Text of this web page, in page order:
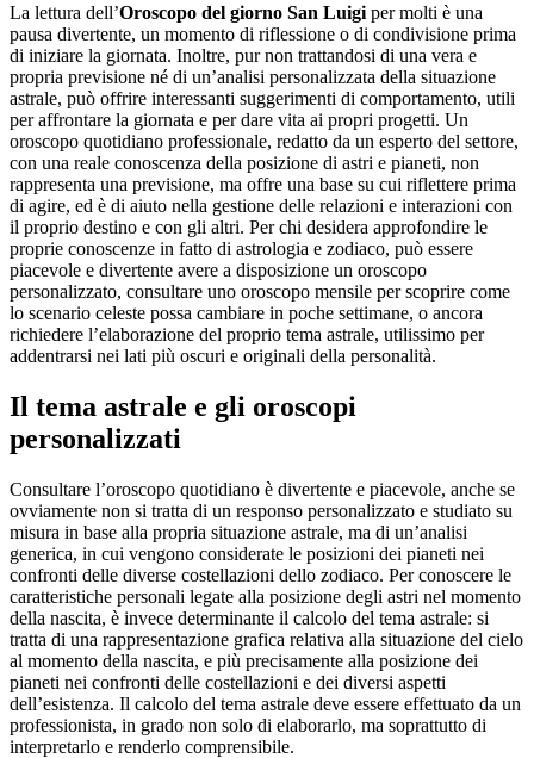
La lettura dell’Oroscopo del giorno San Luigi per molti è una
pausa divertente, un momento di riflessione o di condivisione prima
di iniziare la giornata. Inoltre, pur non trattandosi di una vera e
propria previsione né di un’analisi personalizzata della situazione
astrale, può offrire interessanti suggerimenti di comportamento, utili
per affrontare la giornata e per dare vita ai propri progetti. Un
oroscopo quotidiano professionale, redatto da un esperto del settore,
con una reale conoscenza della posizione di astri e pianeti, non
rappresenta una previsione, ma offre una base su cui riflettere prima
di agire, ed è di aiuto nella gestione delle relazioni e interazioni con
il proprio destino e con gli altri. Per chi desidera approfondire le
proprie conoscenze in fatto di astrologia e zodiaco, può essere
piacevole e divertente avere a disposizione un oroscopo
personalizzato, consultare uno oroscopo mensile per scoprire come
lo scenario celeste possa cambiare in poche settimane, o ancora
richiedere l’elaborazione del proprio tema astrale, utilissimo per
addentrarsi nei lati più oscuri e originali della personalità.
Il tema astrale e gli oroscopi
personalizzati
Consultare l’oroscopo quotidiano è divertente e piacevole, anche se
ovviamente non si tratta di un responso personalizzato e studiato su
misura in base alla propria situazione astrale, ma di un’analisi
generica, in cui vengono considerate le posizioni dei pianeti nei
confronti delle diverse costellazioni dello zodiaco. Per conoscere le
caratteristiche personali legate alla posizione degli astri nel momento
della nascita, è invece determinante il calcolo del tema astrale: si
tratta di una rappresentazione grafica relativa alla situazione del cielo
al momento della nascita, e più precisamente alla posizione dei
pianeti nei confronti delle costellazioni e dei diversi aspetti
dell’esistenza. Il calcolo del tema astrale deve essere effettuato da un
professionista, in grado non solo di elaborarlo, ma soprattutto di
interpretarlo e renderlo comprensibile.